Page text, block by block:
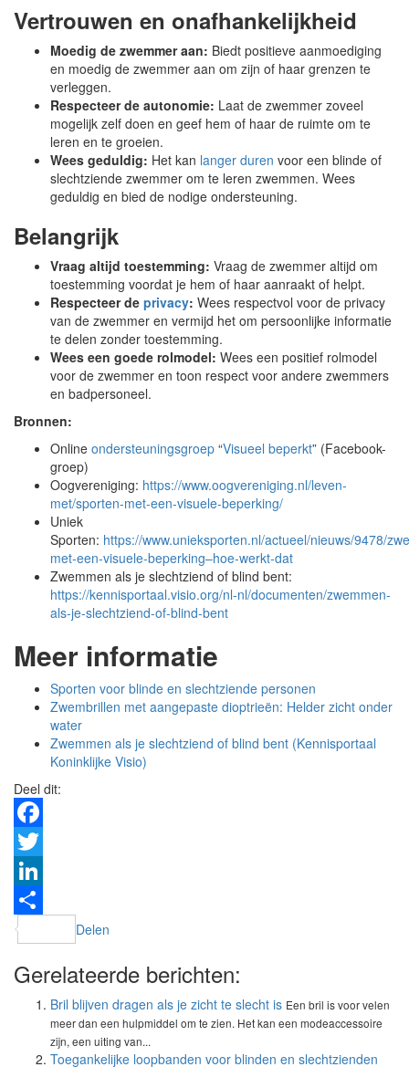
Vertrouwen en onafhankelijkheid
Moedig de zwemmer aan: Biedt positieve aanmoediging
en moedig de zwemmer aan om zijn of haar grenzen te
verleggen.
Respecteer de autonomie: Laat de zwemmer zoveel
mogelijk zelf doen en geef hem of haar de ruimte om te
leren en te groeien.
Wees geduldig: Het kan langer duren voor een blinde of
slechtziende zwemmer om te leren zwemmen. Wees
geduldig en bied de nodige ondersteuning.
Belangrijk
Vraag altijd toestemming: Vraag de zwemmer altijd om
toestemming voordat je hem of haar aanraakt of helpt.
Respecteer de privacy: Wees respectvol voor de privacy
van de zwemmer en vermijd het om persoonlijke informatie
te delen zonder toestemming.
Wees een goede rolmodel: Wees een positief rolmodel
voor de zwemmer en toon respect voor andere zwemmers
en badpersoneel.
Bronnen:
Online ondersteuningsgroep “Visueel beperkt” (Facebook-
groep)
Oogvereniging: https://www.oogvereniging.nl/leven-
met/sporten-met-een-visuele-beperking/
Uniek
Sporten: https://www.unieksporten.nl/actueel/nieuws/9478/
met-een-visuele-beperking–hoe-werkt-dat
Zwemmen als je slechtziend of blind bent:
https://kennisportaal.visio.org/nl-nl/documenten/zwemmen-
als-je-slechtziend-of-blind-bent
Meer informatie
Sporten voor blinde en slechtziende personen
Zwembrillen met aangepaste dioptrieën: Helder zicht onder
water
Zwemmen als je slechtziend of blind bent (Kennisportaal
Koninklijke Visio)
Deel dit:
Facebook
Twitter
LinkedIn
Delen
Gerelateerde berichten:
Bril blijven dragen als je zicht te slecht is Een bril is voor velen
meer dan een hulpmiddel om te zien. Het kan een modeaccessoire
zijn, een uiting van...
Toegankelijke loopbanden voor blinden en slechtzienden